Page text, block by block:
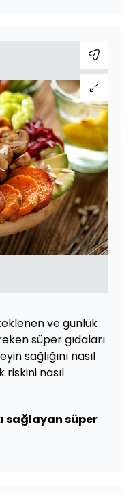
ve günlük
süper gıdaları
sağlığını nasıl
riskini nasıl
sağlayan süper